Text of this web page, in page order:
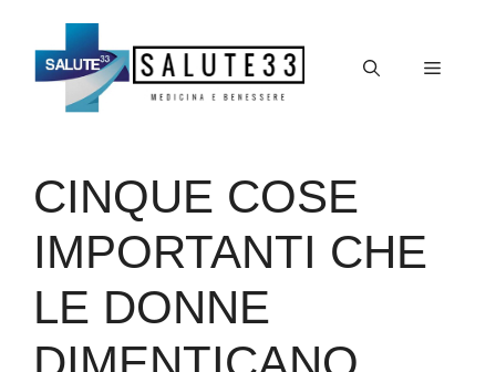
contenuto
Menu
CINQUE COSE
IMPORTANTI CHE
LE DONNE